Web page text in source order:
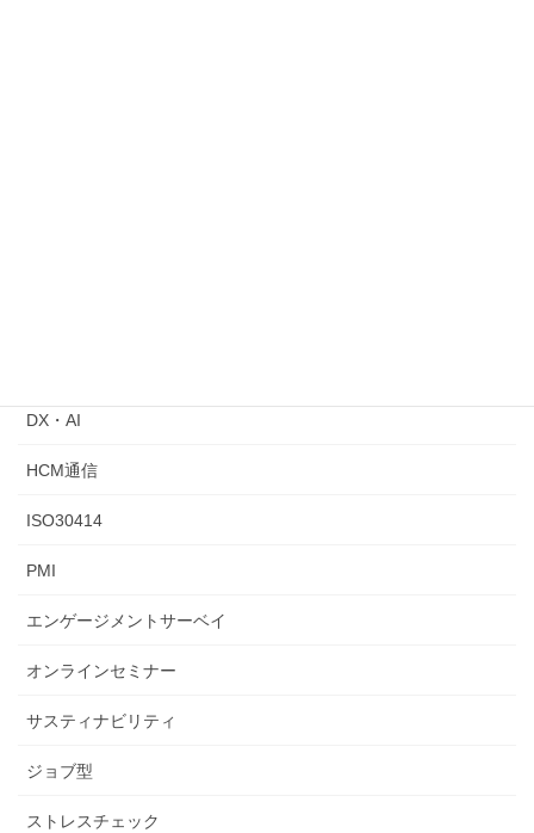
DX・AI
HCM通信
ISO30414
PMI
エンゲージメントサーベイ
オンラインセミナー
サスティナビリティ
ジョブ型
ストレスチェック